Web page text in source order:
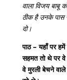
वाला विजय बाबू
ठीक है उनके पास
दो।
पाठ –यहाँ पर
सहमत तो थे पर वे
वे मुरली बेचने